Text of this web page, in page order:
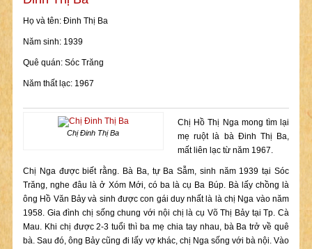
Họ và tên: Đinh Thị Ba
Năm sinh: 1939
Quê quán: Sóc Trăng
Năm thất lạc: 1967
Chị Đinh Thị Ba
Chị Hồ Thị Nga mong tìm lại
mẹ ruột là bà Đinh Thị Ba,
mất liên lạc từ năm 1967.
Chị Nga được biết rằng. Bà Ba, tự Ba Sẫm, sinh năm 1939 tại Sóc
Trăng, nghe đâu là ở Xóm Mới, có ba là cụ Ba Búp. Bà lấy chồng là
ông Hồ Văn Bảy và sinh được con gái duy nhất là là chị Nga vào năm
1958. Gia đình chị sống chung với nội chị là cụ Võ Thị Bảy tại Tp. Cà
Mau. Khi chị được 2-3 tuổi thì ba mẹ chia tay nhau, bà Ba trở về quê
bà. Sau đó, ông Bảy cũng đi lấy vợ khác, chị Nga sống với bà nội. Vào